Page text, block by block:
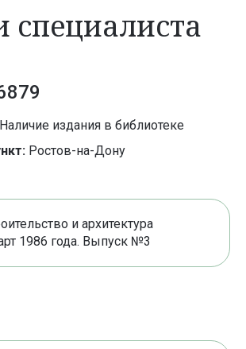
специалиста
Наличие издания в библиотеке
Ростов-на-Дону
и архитектура
1986 года. Выпуск №3